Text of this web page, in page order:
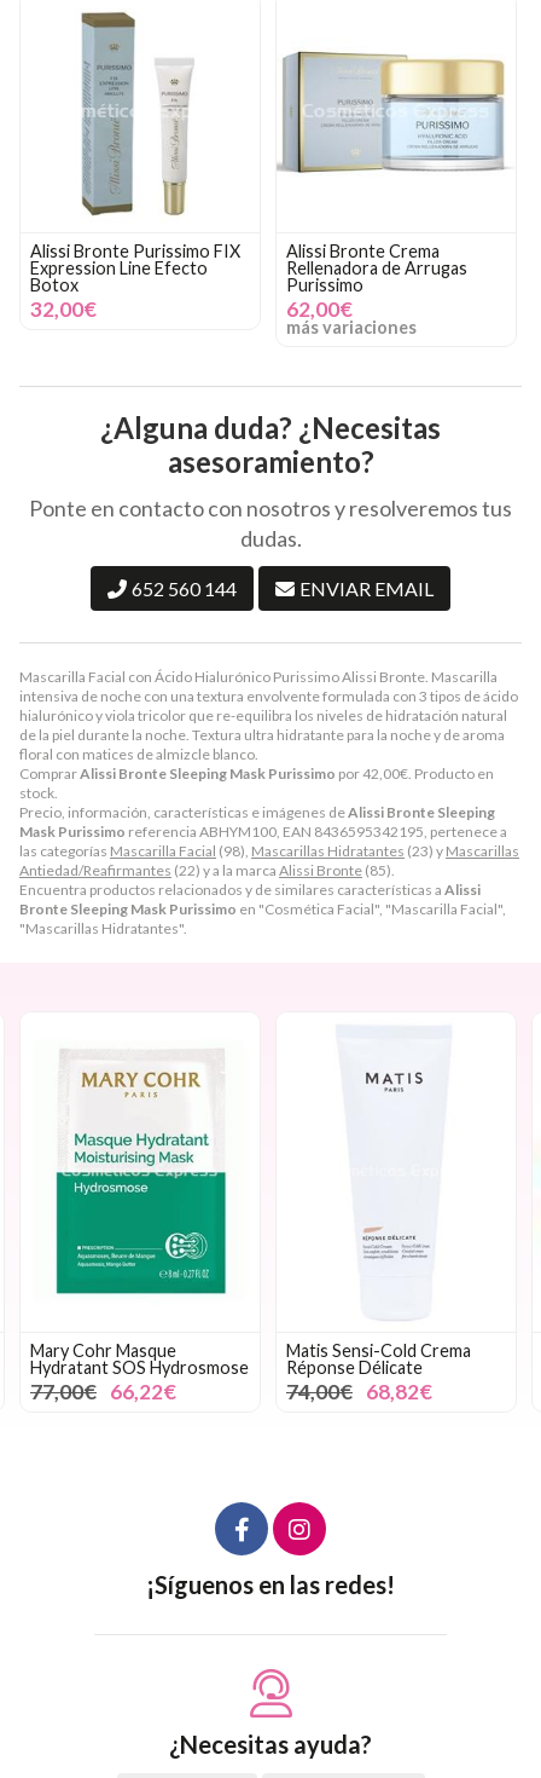
Mascarilla Facial con Ácido Hialurónico Purissimo Alissi Bronte. Mascarilla
intensiva de noche con una textura envolvente formulada con 3 tipos de ácido
hialurónico y viola tricolor que re-equilibra los niveles de hidratación natural
de la piel durante la noche. Textura ultra hidratante para la noche y de aroma
floral con matices de almizcle blanco.
ComprarAlissi Bronte Sleeping Mask Purissimo por42,00€ . Producto en
stock.
Precio, información, características e imágenes deAlissi Bronte Sleeping
Mask Purissimo referencia ABHYM100, EAN 8436595342195, pertenece a
las categorías Mascarilla Facial (98), Mascarillas Hidratantes (23) y Mascarillas
Antiedad/Reafirmantes (22) y a la marca Alissi Bronte (85).
Encuentra productos relacionados y de similares características a Alissi
Bronte Sleeping Mask Purissimo en "Cosmética Facial", "Mascarilla Facial",
"Mascarillas Hidratantes".
Alissi Bronte Purissimo FIX
Expression Line Efecto
Botox
32,00€
Alissi Bronte Crema
Rellenadora de Arrugas
Purissimo
62,00€
más variaciones
¿Alguna duda? ¿Necesitas
asesoramiento?
Ponte en contacto con nosotros y resolveremos tus
dudas.
652 560 144 ENVIAR EMAIL
Mary Cohr Masque
Hydratant SOS Hydrosmose
77,00€ 66,22€
Matis Sensi-Cold Crema
Réponse Délicate
74,00€ 68,82€
¡Síguenos en las redes!
¿Necesitas ayuda?